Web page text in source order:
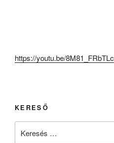
https://youtu.be/8M81_FRbTLc
KERESŐ